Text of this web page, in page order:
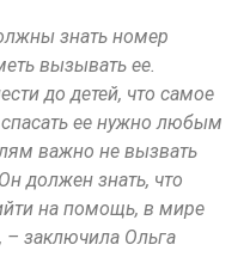
знать номер
вызывать ее.
до детей, что самое
ее нужно любым
важно не вызвать
должен знать, что
на помощь, в мире
– заключила Ольга